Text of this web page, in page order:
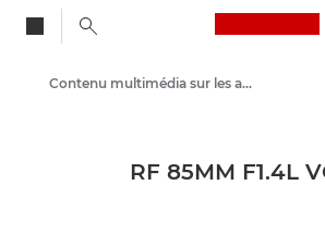
Contenu multimédia sur les appareils photo et leurs accessoires - Centre de presse Canon
RF 85MM F1.4L